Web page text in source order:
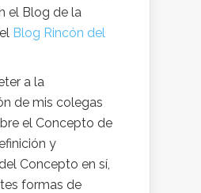
el Blog de la
Blog Rincón del
a la
de mis colegas
el Concepto de
y
Concepto en sí,
formas de